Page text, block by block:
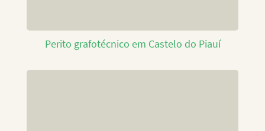
Perito grafotécnico em Castelo do Piauí